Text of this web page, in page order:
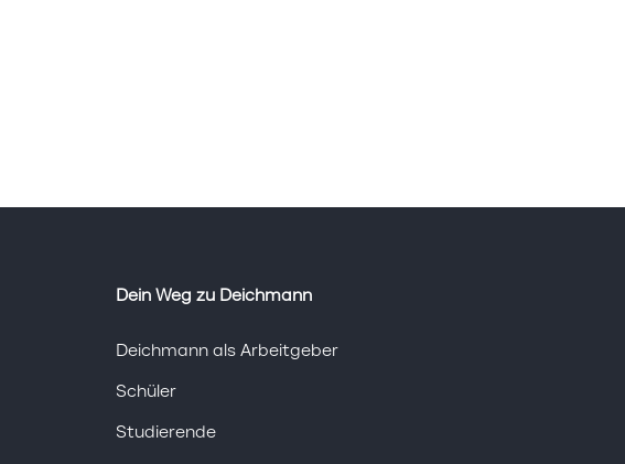
Dein Weg zu Deichmann
Deichmann als Arbeitgeber
Schüler
Studierende